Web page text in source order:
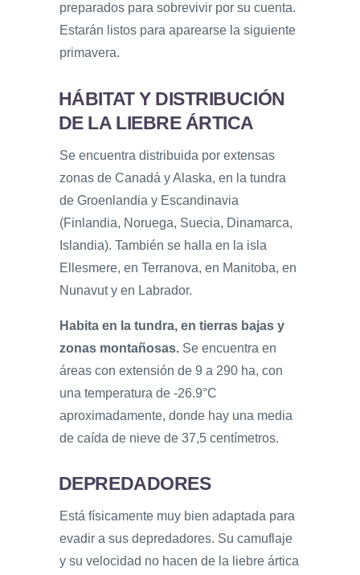
preparados para sobrevivir por su cuenta.
Estarán listos para aparearse la siguiente
primavera.
HÁBITAT Y DISTRIBUCIÓN
DE LA LIEBRE ÁRTICA
Se encuentra distribuida por extensas
zonas de Canadá y Alaska, en la tundra
de Groenlandia y Escandinavia
(Finlandia, Noruega, Suecia, Dinamarca,
Islandia). También se halla en la isla
Ellesmere, en Terranova, en Manitoba, en
Nunavut y en Labrador.
Habita en la tundra, en tierras bajas y
zonas montañosas. Se encuentra en
áreas con extensión de 9 a 290 ha, con
una temperatura de -26.9°C
aproximadamente, donde hay una media
de caída de nieve de 37,5 centímetros.
DEPREDADORES
Está físicamente muy bien adaptada para
evadir a sus depredadores. Su camuflaje
y su velocidad no hacen de la liebre ártica